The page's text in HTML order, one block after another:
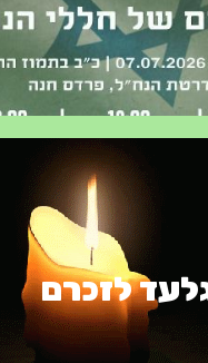
לזכרם
גלעד לזכרם
רשימת חללי הנחל וחיל החינוך המונצחים באתר
בפרדס חנה- כרכור. לחצו כאן למעבר למערכת
הדיגיטלית החדשה להנצחת חללי הנח"ל.